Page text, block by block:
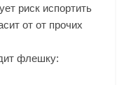
риск испортить
от от прочих
флешку: